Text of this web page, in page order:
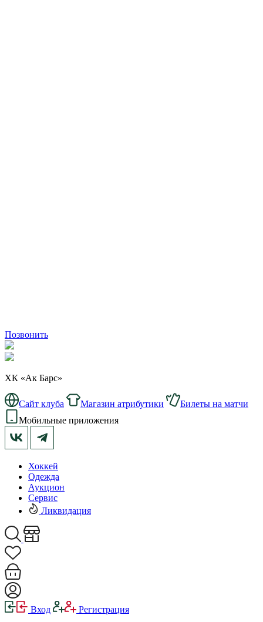
Позвонить
ХК «Ак Барс»
Сайт клуба Магазин атрибутики
Билеты на матчи
Мобильные приложения
Хоккей
Одежда
Аукцион
Сервис
Ликвидация
Вход Регистрация